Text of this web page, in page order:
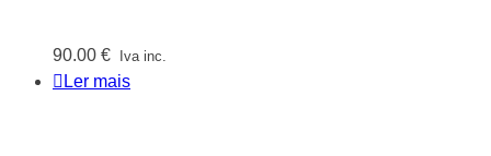
90.00 € Iva inc.
Ler mais